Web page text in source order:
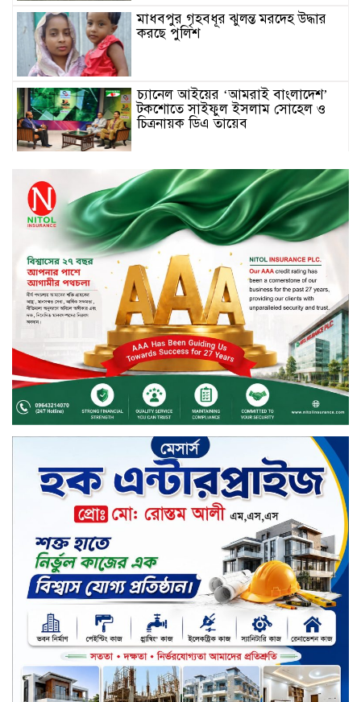
মাধবপুর গৃহবধূর ঝুলন্ত মরদেহ উদ্ধার
করছে পুলিশ
চ্যানেল আইয়ের ‘আমরাই বাংলাদেশ’
টকশোতে সাইফুল ইসলাম সোহেল ও
চিত্রনায়ক ডিএ তায়েব
টাঙ্গাইলে নিহত বাস মালিকদের
পরিবারকে অনুদান ও সম্মাননা প্রদান
টাঙ্গাইলে ভাষা কর্মশালা ও পুরষ্কার
বিতরণ
সড়ক নিরাপত্তায় বিশেষ অবদান রাখায়
নিসচা বিশেষ সম্মাননা পেলেন লায়ন গনি
মিয়া বাবুল
মার্কেন্টাইল ব্যাংকের নির্বাহী কমিটির
চেয়ারম্যান হলেন আনোয়ারুল হক
সপ্তাহের শেষ কার্যদিবসে লেনদেনের
তালিকায় শীর্ষে উঠে এসেছে শার্প
ইন্ডাস্ট্রিজ
সপ্তাহের শেষ কার্যদিবসে দরপতনের
শীর্ষে সেনা ইন্স্যুরেন্স
সপ্তাহের শেষ কার্যদিবসে দরবৃদ্ধির শীর্ষে
নিটল ইন্স্যুরেন্স
সিলেটের ওসমানীনগরে দুই বাসের